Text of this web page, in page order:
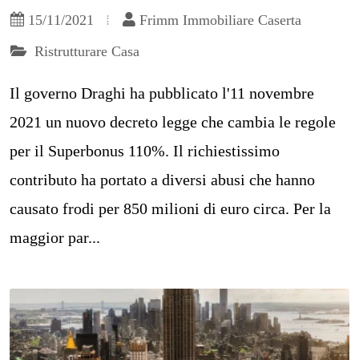
15/11/2021
Frimm Immobiliare Caserta
Ristrutturare Casa
Il governo Draghi ha pubblicato l'11 novembre
2021 un nuovo decreto legge che cambia le regole
per il Superbonus 110%. Il richiestissimo
contributo ha portato a diversi abusi che hanno
causato frodi per 850 milioni di euro circa. Per la
maggior par...